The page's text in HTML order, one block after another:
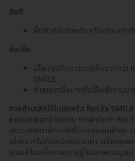
ข้อดี
ฟื้นตัวค่อนข้างเร็ว หรือเทียบเท่า
ข้อเสีย
มีโอกาสเกิดภาวะตาแห้งมากกว่า
SMILE
ค่าสายตายิ่งมากยิ่งใช้พลังงานม
การทำเลสิกไร้ใบมีดหรือ ReLEx
extraction) ปัจจุบัน การผ่าตัดทำ
สภาวะสายตาผิดปกติที่มีความแม่นยำสูง
เนื่องจากไม่ต้องเปิดกระจกตา แต่จักษุแ
รูเลนส์ โดยที่กระจกตาอยู่ในสภาพสมบูรณ์